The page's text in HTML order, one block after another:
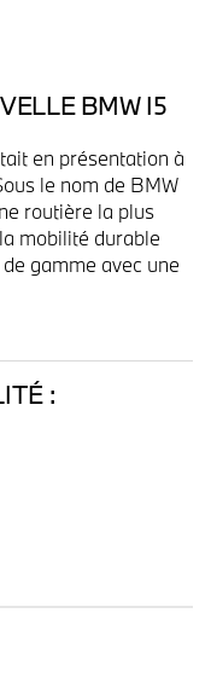
BMW I5
en présentation à
le nom de BMW
routière la plus
mobilité durable
gamme avec une
: